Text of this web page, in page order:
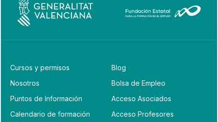
Cursos y permisos
Nosotros
Puntos de Información
Calendario de formación
Blog
Bolsa de Empleo
Acceso Asociados
Acceso Profesores